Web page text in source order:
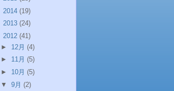
2014 (19)
2013 (24)
2012 (41)
► 12月 (4)
► 11月 (5)
► 10月 (5)
▼ 9月 (2)